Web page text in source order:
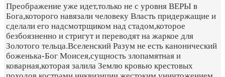
Преображение уже идет,только не с уровня ВЕРЫ в
Бога,которого навязали человеку Власть придержащие и
сделали его надсмотрщиком над стадом,которое
безбоязненно и стригут и переводят на жаркое для
Золотого тельца.Вселенский Разум не есть канонический
боженька-Бог Моисея,сущность злопамятная и
коварная,которая залила Землю кровью крестовых